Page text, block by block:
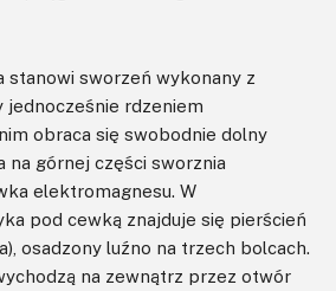
stanowi sworzeń wykonany z
jednocześnie rdzeniem
obraca się swobodnie dolny
na górnej części sworznia
elektromagnesu. W
pod cewką znajduje się pierścień
osadzony luźno na trzech bolcach.
na zewnątrz przez otwór